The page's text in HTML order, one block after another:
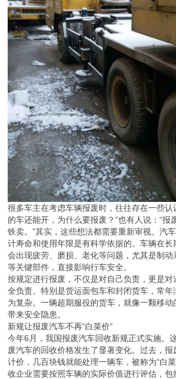
很多车主在考虑车辆报废时，往往存在一些认
的车还能开，为什么要报废？”也有人说：“报
铁卖。”其实，这些想法都需要重新审视。汽
计寿命和使用年限是有科学依据的。车辆在
会出现疲劳、磨损、老化等问题，尤其是制
等关键部件，直接影响行车安全。
按规定进行报废，不仅是对自己负责，更是
全负责。特别是货运面包车和封闭货车，常
为复杂。一辆超期服役的货车，就像一颗移
带来安全隐患。
新规让报废汽车不再“白菜价”
今年6月，我国报废汽车回收新规正式实施。
废汽车的回收价格发生了显著变化。过去，
计价，几百块钱就能处理一辆车，被称为“白
收企业需要按照车辆的实际价值进行评估，